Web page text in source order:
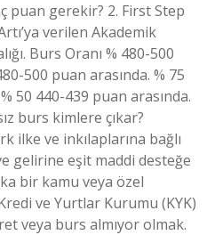
puan gerekir? 2. First Step
verilen Akademik
Burs Oranı % 480-500
500 puan arasında. % 75
50 440-439 puan arasında.
burs kimlere çıkar?
ilke ve inkılaplarına bağlı
gelirine eşit maddi desteğe
bir kamu veya özel
ve Yurtlar Kurumu (KYK)
veya burs almıyor olmak.